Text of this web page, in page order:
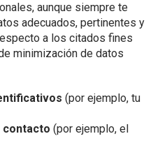
aunque siempre te
adecuados, pertinentes y
a los citados fines
minimización de datos
(por ejemplo, tu
contacto (por ejemplo, el